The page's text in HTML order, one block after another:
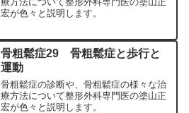
宏が色々と説明します。
骨粗鬆症29 骨粗鬆症と歩行と
運動
骨粗鬆症の診断や、骨粗鬆症の様々な治
療方法について整形外科専門医の塗山正
宏が色々と説明します。